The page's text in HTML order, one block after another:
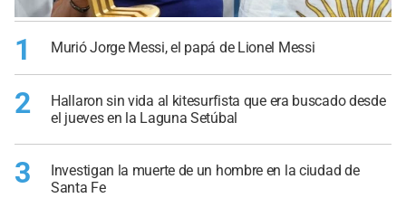
1 Murió Jorge Messi, el papá de Lionel Messi
2
Hallaron sin vida al kitesurfista que era buscado desde
el jueves en la Laguna Setúbal
3
Investigan la muerte de un hombre en la ciudad de
Santa Fe